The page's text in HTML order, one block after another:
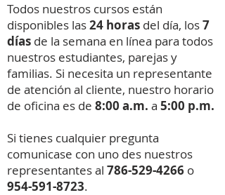
Todos nuestros cursos están
disponibles las24 horas del día, los7
días de la semana en línea para todos
nuestros estudiantes, parejas y
familias. Si necesita un representante
de atención al cliente, nuestro horario
de oficina es de 8:00 a.m. a 5:00 p.m.
Si tienes cualquier pregunta
comunicase con uno des nuestros
representantes al 786-529-4266 o
954-591-8723.